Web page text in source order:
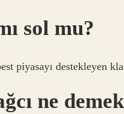
sol mu?
piyasayı destekleyen
ne